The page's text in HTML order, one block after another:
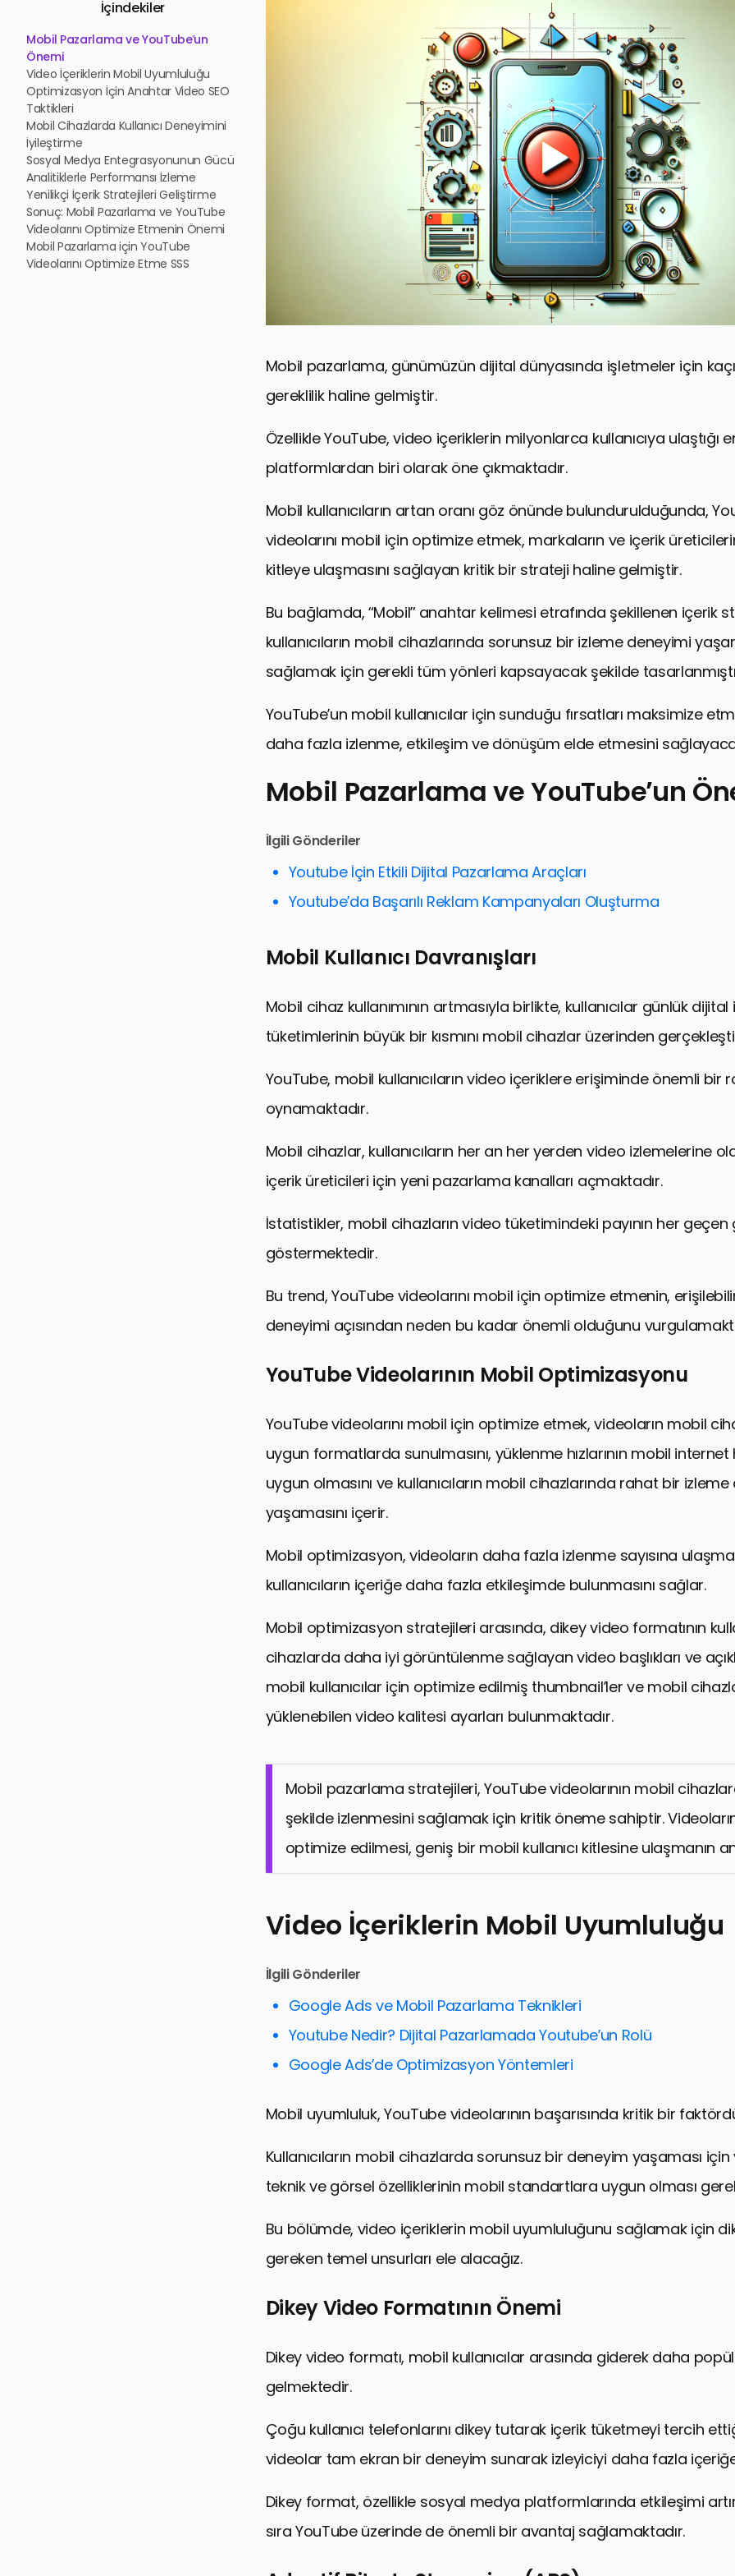
İçindekiler
Mobil Pazarlama ve YouTube’un
Önemi
Video İçeriklerin Mobil Uyumluluğu
Optimizasyon İçin Anahtar Video SEO
Taktikleri
Mobil Cihazlarda Kullanıcı Deneyimini
İyileştirme
Sosyal Medya Entegrasyonunun Gücü
Analitiklerle Performansı İzleme
Yenilikçi İçerik Stratejileri Geliştirme
Sonuç: Mobil Pazarlama ve YouTube
Videolarını Optimize Etmenin Önemi
Mobil Pazarlama için YouTube
Videolarını Optimize Etme SSS
Mobil pazarlama, günümüzün dijital dünyasında işletmeler için
gereklilik haline gelmiştir.
Özellikle YouTube, video içeriklerin milyonlarca kullanıcıya ulaştığı
platformlardan biri olarak öne çıkmaktadır.
Mobil kullanıcıların artan oranı göz önünde bulundurulduğunda,
videolarını mobil için optimize etmek, markaların ve içerik
kitleye ulaşmasını sağlayan kritik bir strateji haline gelmiştir.
Bu bağlamda, “Mobil” anahtar kelimesi etrafında şekillenen içerik
kullanıcıların mobil cihazlarında sorunsuz bir izleme deneyimi
sağlamak için gerekli tüm yönleri kapsayacak şekilde
YouTube’un mobil kullanıcılar için sunduğu fırsatları maksimize
daha fazla izlenme, etkileşim ve dönüşüm elde etmesini
Mobil Pazarlama ve YouTube’un Önemi
Video İçeriklerin Mobil Uyumluluğu
Optimizasyon İçin Anahtar Video SEO Taktikleri
Sosyal Medya Entegrasyonunun Gücü
Yenilikçi İçerik Stratejileri Geliştirme
Sonuç: Mobil Pazarlama ve YouTube Videolarını Optimize
Mobil Pazarlama için YouTube Videolarını Optimize Etme SSS
Mobil Pazarlama ve YouTube’un
İlgili Gönderiler
Youtube İçin Etkili Dijital Pazarlama Araçları
Youtube’da Başarılı Reklam Kampanyaları Oluşturma
Mobil Kullanıcı Davranışları
Mobil cihaz kullanımının artmasıyla birlikte, kullanıcılar günlük dijital
tüketimlerinin büyük bir kısmını mobil cihazlar üzerinden
YouTube, mobil kullanıcıların video içeriklere erişiminde önemli bir
oynamaktadır.
Mobil cihazlar, kullanıcıların her an her yerden video izlemelerine
içerik üreticileri için yeni pazarlama kanalları açmaktadır.
İstatistikler, mobil cihazların video tüketimindeki payının her geçen
göstermektedir.
Bu trend, YouTube videolarını mobil için optimize etmenin,
deneyimi açısından neden bu kadar önemli olduğunu
YouTube Videolarının Mobil Optimizasyonu
YouTube videolarını mobil için optimize etmek, videoların mobil
uygun formatlarda sunulmasını, yüklenme hızlarının mobil internet
uygun olmasını ve kullanıcıların mobil cihazlarında rahat bir
yaşamasını içerir.
Mobil optimizasyon, videoların daha fazla izlenme sayısına
kullanıcıların içeriğe daha fazla etkileşimde bulunmasını sağlar.
Mobil optimizasyon stratejileri arasında, dikey video formatının
cihazlarda daha iyi görüntülenme sağlayan video başlıkları ve
mobil kullanıcılar için optimize edilmiş thumbnail’ler ve mobil
yüklenebilen video kalitesi ayarları bulunmaktadır.
Mobil pazarlama stratejileri, YouTube videolarının mobil
şekilde izlenmesini sağlamak için kritik öneme sahiptir.
optimize edilmesi, geniş bir mobil kullanıcı kitlesine ulaşmanın
Video İçeriklerin Mobil Uyumluluğu
İlgili Gönderiler
Google Ads ve Mobil Pazarlama Teknikleri
Youtube Nedir? Dijital Pazarlamada Youtube’un Rolü
Google Ads’de Optimizasyon Yöntemleri
Mobil uyumluluk, YouTube videolarının başarısında kritik bir
Kullanıcıların mobil cihazlarda sorunsuz bir deneyim yaşaması için
teknik ve görsel özelliklerinin mobil standartlara uygun olması
Bu bölümde, video içeriklerin mobil uyumluluğunu sağlamak için
gereken temel unsurları ele alacağız.
Dikey Video Formatının Önemi
Dikey video formatı, mobil kullanıcılar arasında giderek daha
gelmektedir.
Çoğu kullanıcı telefonlarını dikey tutarak içerik tüketmeyi tercih
videolar tam ekran bir deneyim sunarak izleyiciyi daha fazla
Dikey format, özellikle sosyal medya platformlarında etkileşimi
sıra YouTube üzerinde de önemli bir avantaj sağlamaktadır.